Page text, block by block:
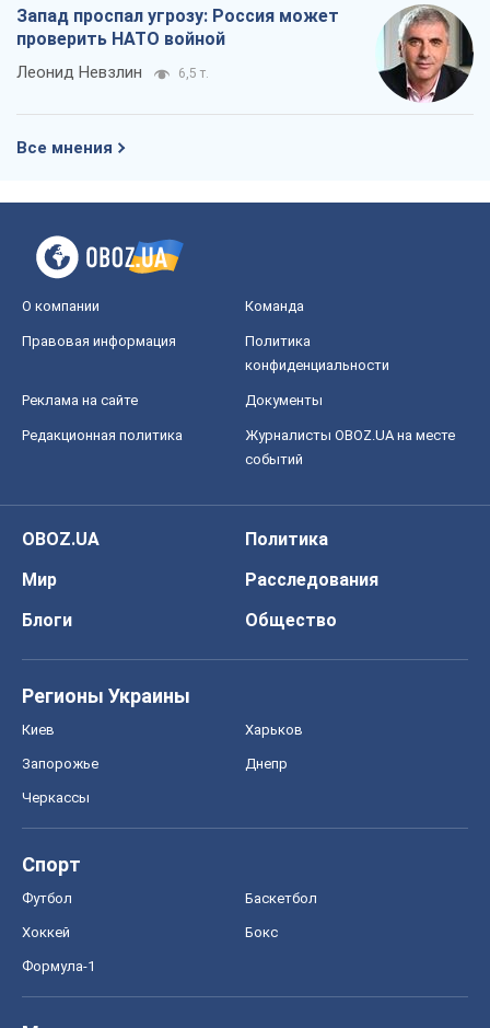
Запад проспал угрозу: Россия может
проверить НАТО войной
Леонид Невзлин 6,5 т.
Все мнения
О компании Команда
Правовая информация
Политика
конфиденциальности
Реклама на сайте Документы
Редакционная политика
Журналисты OBOZ.UA на месте
событий
OBOZ.UA
Политика
Мир
Расследования
Блоги
Общество
Регионы Украины
Киев Харьков
Запорожье Днепр
Черкассы
Спорт
Футбол Баскетбол
Хоккей Бокс
Формула-1